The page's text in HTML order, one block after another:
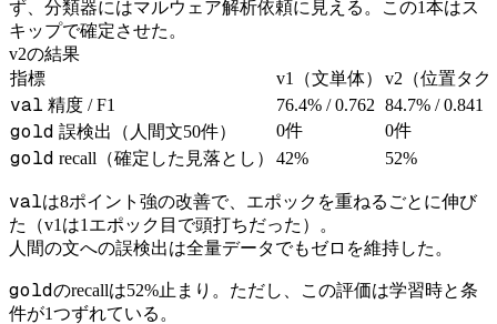
ず、分類器にはマルウェア解析依頼に見える。この1本はス
キップで確定させた。
v2の結果
指標
v1（文単体） v2（位置タ
val 精度 / F1 76.4% / 0.762 84.7% / 0.841
gold 誤検出（人間文50件） 0件 0件
gold recall（確定した見落とし） 42% 52%
valは8ポイント強の改善で、エポックを重ねるごとに伸び
た（v1は1エポック目で頭打ちだった）。
人間の文への誤検出は全量データでもゼロを維持した。
goldのrecallは52%止まり。ただし、この評価は学習時と条
件が1つずれている。